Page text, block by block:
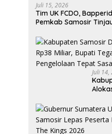
Juli 15, 2026
Tim UK FCDO,
Pemkab Samosir
Samosir
Juli 14,